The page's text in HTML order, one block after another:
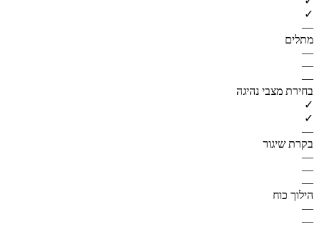
✓
—
מתלים
—
—
—
בחירת מצבי נהיגה
✓
✓
—
בקרת שיגור
—
—
—
הילוך כוח
—
—